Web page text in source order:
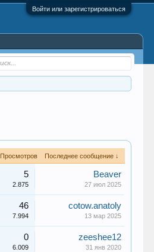
Войти или зарегистрироваться
Просмотров Последнее сообщение ↓
5
2.875
Beaver
27 июл 2025
46
7.994
cotow.anatoly
13 мар 2025
0
6.009
zeeshee12
31 янв 2020